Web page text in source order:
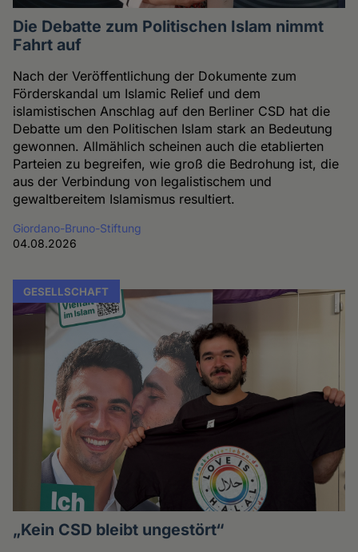
Die Debatte zum Politischen Islam nimmt
Fahrt auf
Nach der Veröffentlichung der Dokumente zum
Förderskandal um Islamic Relief und dem
islamistischen Anschlag auf den Berliner CSD hat die
Debatte um den Politischen Islam stark an Bedeutung
gewonnen. Allmählich scheinen auch die etablierten
Parteien zu begreifen, wie groß die Bedrohung ist, die
aus der Verbindung von legalistischem und
gewaltbereitem Islamismus resultiert.
Giordano-Bruno-Stiftung
04.08.2026
GESELLSCHAFT
„Kein CSD bleibt ungestört“